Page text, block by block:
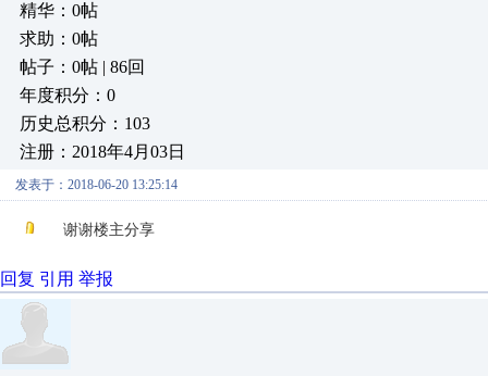
精华：0帖
求助：0帖
帖子：0帖 | 86回
年度积分：0
历史总积分：103
注册：2018年4月03日
发表于：2018-06-20 13:25:14
谢谢楼主分享
回复 引用 举报